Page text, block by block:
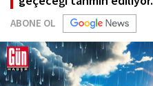
ABONE OL